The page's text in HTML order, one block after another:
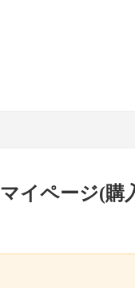
マイページ(購